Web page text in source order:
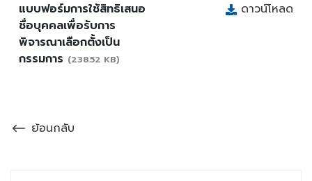
แบบฟอร์มการใช้สิทธิเสนอ
ชื่อบุคคลเพื่อรับการ
พิจารณาเลือกตั้งเป็น
กรรมการ (238.52 KB)
ดาวน์โหลด
ย้อนกลับ